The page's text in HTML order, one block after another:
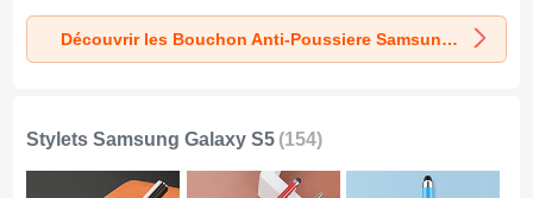
Samsung Galaxy
S5 Argent
Samsung Galaxy
S5 Or Rose
Samsung Galaxy
S5 Argent
Découvrir les Bouchon Anti-Poussiere Samsung Galaxy S5
Stylets Samsung Galaxy S5 (154)